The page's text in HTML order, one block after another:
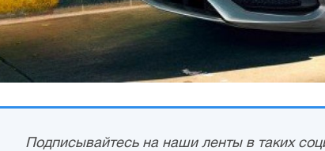
Подписывайтесь на наши ленты в таких